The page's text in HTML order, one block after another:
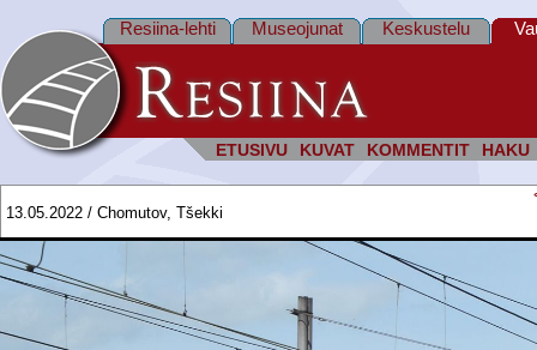
ETUSIVU KUVAT KOMMENTIT HAKU
Resiina-lehti Museojunat Keskustelu
13.05.2022 / Chomutov, Tšekki